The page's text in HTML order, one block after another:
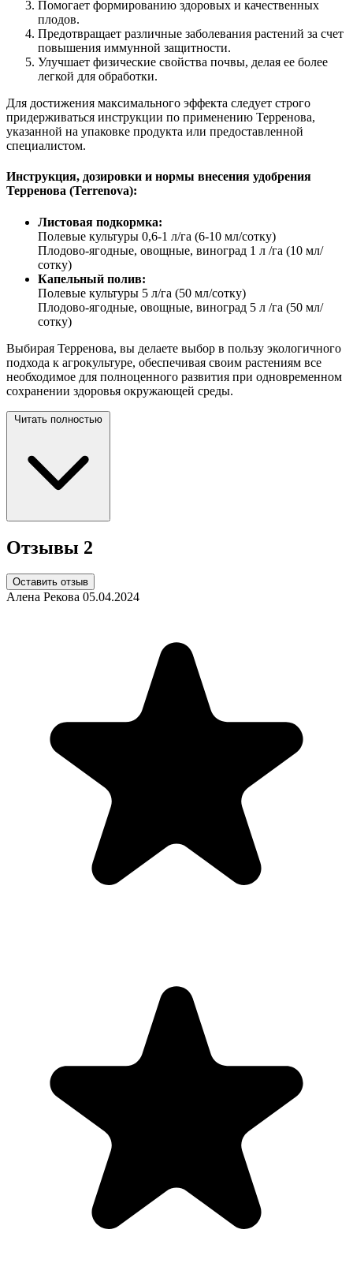
Помогает формированию здоровых и качественных
плодов.
Предотвращает различные заболевания растений за счет
повышения иммунной защитности.
Улучшает физические свойства почвы, делая ее более
легкой для обработки.
Для достижения максимального эффекта следует строго
придерживаться инструкции по применению Терренова,
указанной на упаковке продукта или предоставленной
специалистом.
Инструкция, дозировки и нормы внесения удобрения
Терренова (Terrenova):
Листовая подкормка:
Полевые культуры 0,6-1 л/га (6-10 мл/сотку)
Плодово-ягодные, овощные, виноград 1 л /га (10 мл/
сотку)
Капельный полив:
Полевые культуры 5 л/га (50 мл/сотку)
Плодово-ягодные, овощные, виноград 5 л /га (50 мл/
сотку)
Выбирая Терренова, вы делаете выбор в пользу экологичного
подхода к агрокультуре, обеспечивая своим растениям все
необходимое для полноценного развития при одновременном
сохранении здоровья окружающей среды.
Читать полностью
Отзывы 2
Оставить отзыв
Алена Рекова 05.04.2024